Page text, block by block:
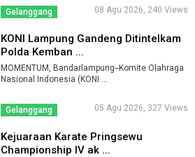
Gelanggang 08 Agu 2026, 240 Views
KONI Lampung Gandeng Ditintelkam
Polda Kemban ...
MOMENTUM, Bandarlampung--Komite Olahraga
Nasional Indonesia (KONI ...
Gelanggang 05 Agu 2026, 327 Views
Kejuaraan Karate Pringsewu
Championship IV ak ...